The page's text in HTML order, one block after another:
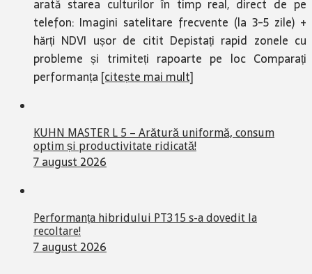
arată starea culturilor în timp real, direct de pe
telefon: Imagini satelitare frecvente (la 3-5 zile) +
hărți NDVI ușor de citit Depistați rapid zonele cu
probleme și trimiteți rapoarte pe loc Comparați
performanța [citește mai mult]
KUHN MASTER L 5 – Arătură uniformă, consum
optim și productivitate ridicată!
7 august 2026
Performanța hibridului PT315 s-a dovedit la
recoltare!
7 august 2026